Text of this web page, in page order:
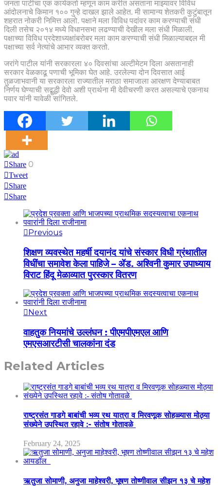
जनता पार्टीचा एक कार्यकर्ता म्हणून काम करीत असताना माझ्यावर विविध
आंदोलनाचे किमान १०० गुन्हे दाखल झाले आहेत. मी सामान्य शेतकरी कुटुंबातून
शहरात नोकरी निमित्त आलो. पक्षाने मला विविध पदांवर काम करण्याची संधी
दिली तसेच २०१४ मध्ये विधानसभा लढण्याची देखील मला संधी मिळाली.
पक्षाच्या विविध प्रदेशाध्यक्षांबरोबर मला काम करण्याची संधी मिळाल्याबद्दल मी
पक्षाच्या सर्व नेत्यांचे आभार व्यक्त करतो.
जरांगे पाटील यांनी सरकारला ४० दिवसांचा अल्टीमेटम दिला असतानाही
सरकार वेळकाढू पणाची भूमिका घेत आहे. उरलेल्या दोन दिवसात आई
तुळजाभवानी या सरकारला राज्यातील मराठा समाजाला आरक्षण देण्याबाबत
निर्णय घेण्याची सद्बुद्धी देवो अशी प्रार्थना मी देवीचरणी करत असल्याचे एकनाथ
पवार यांनी यावेळी सांगितले.
Share 0
Tweet
Share
Share
Previous
शिक्षण व्यवस्थेत महर्षी दयानंद यांचे संस्कार विधी ग्रंथातील
विधींचा समावेश केला पाहिजे – ॲड. अश्विनी कुमार उपाध्याय
विराट हिंदू मेळाव्यात पुरस्कार वितरण
Next
वाहतुक नियमांचे उल्लंघन : पीएमपीएमएल आणि
एमएसआरटीसी चालकांना दंड
Related Articles
राष्ट्रसंत गाडगे बाबांची भव्य रथ यात्रा व मिरवणूक सोहळ्यास मोठ्या
संख्येने उपस्थित रहावे :- संतोष गोतावळे
February 24, 2025
ऋतुजा सोमाणी, अनुजा माहेश्वरी, भूषण तोष्णीवाल सीझन १३ चे महेश